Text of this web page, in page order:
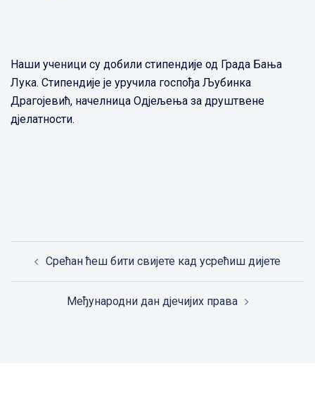
Наши ученици су добили стипендије од Града Бања
Лука. Стипендије је уручила госпођа Љубинка
Драгојевић, начелница Одјељења за друштвене
дјелатности.
navigation
Срећан ћеш бити свијете кад усрећиш дијете
Међународни дан дјечијих права